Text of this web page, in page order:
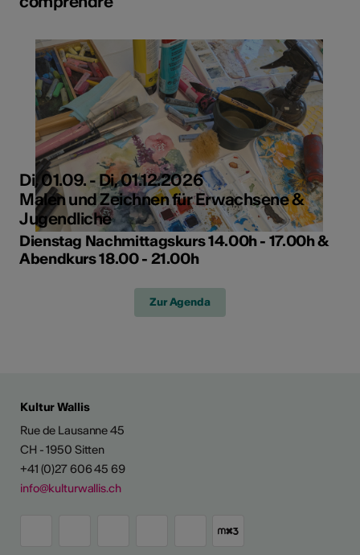
Di, 01.09. - Di, 01.12.2026
Malen und Zeichnen für Erwachsene &
Jugendliche
Dienstag Nachmittagskurs 14.00h - 17.00h &
Abendkurs 18.00 - 21.00h
Zur Agenda
Kultur Wallis
Rue de Lausanne 45
CH - 1950 Sitten
+41 (0)27 606 45 69
info@kulturwallis.ch